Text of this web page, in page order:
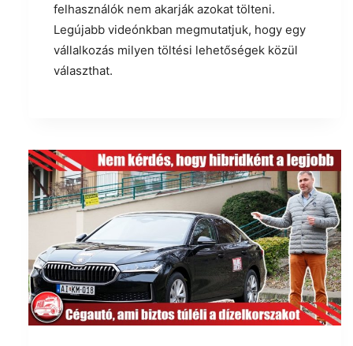
felhasználók nem akarják azokat tölteni.
Legújabb videónkban megmutatjuk, hogy egy
vállalkozás milyen töltési lehetőségek közül
választhat.